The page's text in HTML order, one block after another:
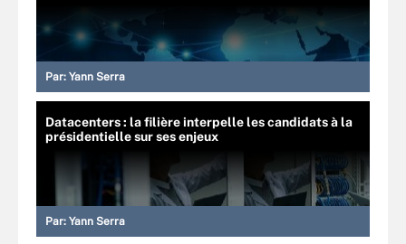
Par: Yann Serra
Datacenters : la filière interpelle les candidats à la
présidentielle sur ses enjeux
Par: Yann Serra